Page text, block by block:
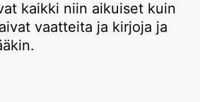
kaikki niin aikuiset kuin
vaatteita ja kirjoja ja